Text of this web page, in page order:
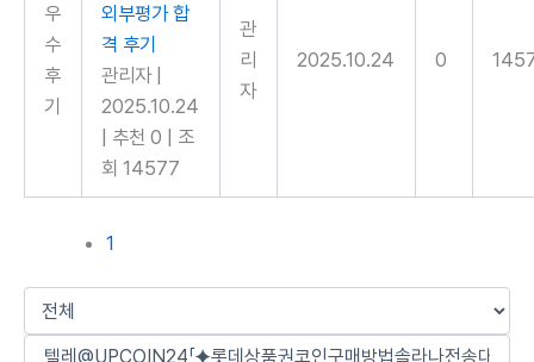
우
수
후
기
외부평가 합
격 후기
관리자
2025.10.24
추천 0
조
회 14577
관
리
자
2025.10.24 0
1